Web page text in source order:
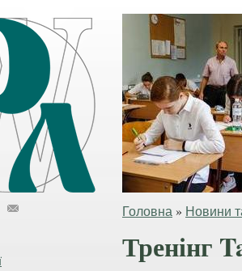
Головна » Новини
Тренінг